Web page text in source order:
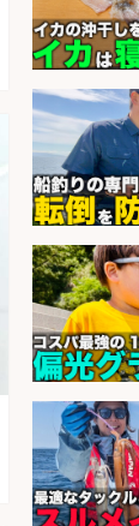
滋賀県/
会社名
日払い
「広島
円〜」
でお魚
車通勤
広島県
会社名
営業事
円」小
カーの